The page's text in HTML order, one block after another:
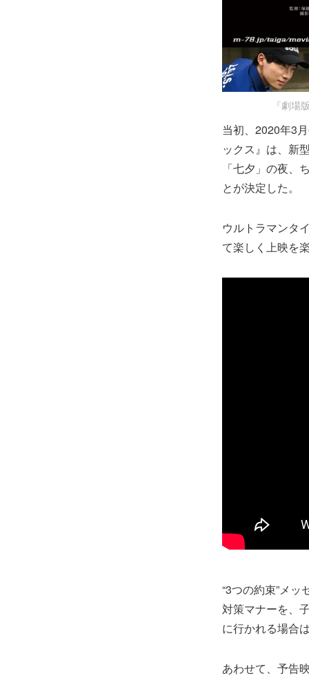
『劇場
当初、2020年3
ックス』は、新
「七夕」の夜、
とが決定した。
ウルトラマンタ
て楽しく上映を
“3つの約束”メ
対策マナーを、
に行かれる場合
あわせて、予告